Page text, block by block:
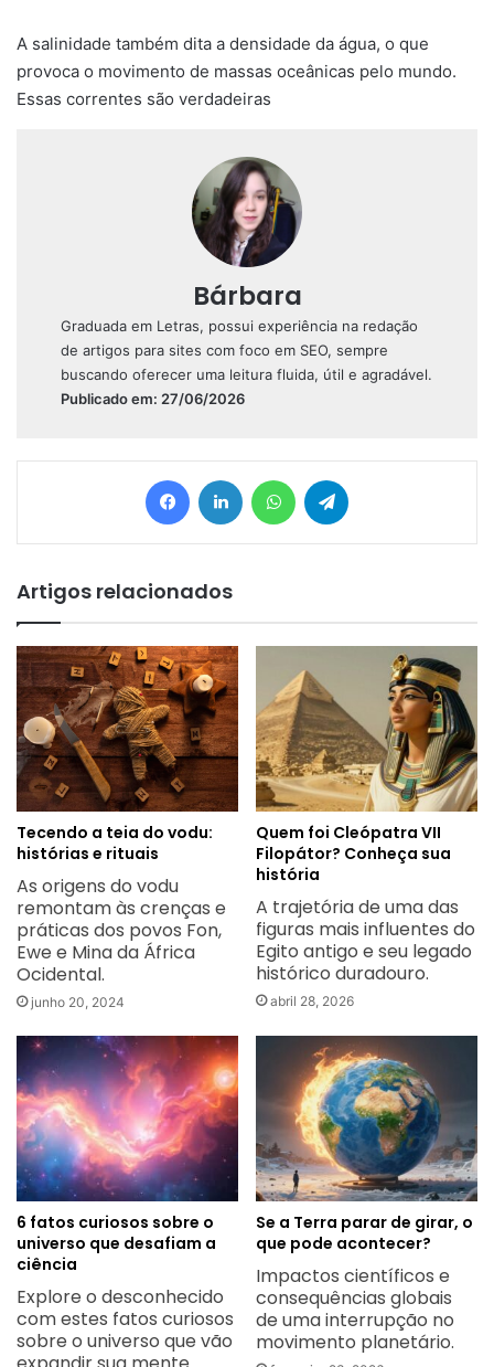
A salinidade também dita a densidade da água, o que
provoca o movimento de massas oceânicas pelo mundo.
Essas correntes são verdadeiras
Bárbara
Graduada em Letras, possui experiência na redação
de artigos para sites com foco em SEO, sempre
buscando oferecer uma leitura fluida, útil e agradável.
Publicado em: 27/06/2026
FacebookLinkedin WhatsApp
Artigos relacionados
Tecendo a teia do vodu:
histórias e rituais
As origens do vodu
remontam às crenças e
práticas dos povos Fon,
Ewe e Mina da África
Ocidental.
junho 20, 2024
Quem foi Cleópatra VII
Filopátor? Conheça sua
história
A trajetória de uma das
figuras mais influentes do
Egito antigo e seu legado
histórico duradouro.
abril 28, 2026
6 fatos curiosos sobre o
universo que desafiam a
ciência
Explore o desconhecido
com estes fatos curiosos
sobre o universo que vão
Se a Terra parar de girar, o
que pode acontecer?
Impactos científicos e
consequências globais
de uma interrupção no
movimento planetário.